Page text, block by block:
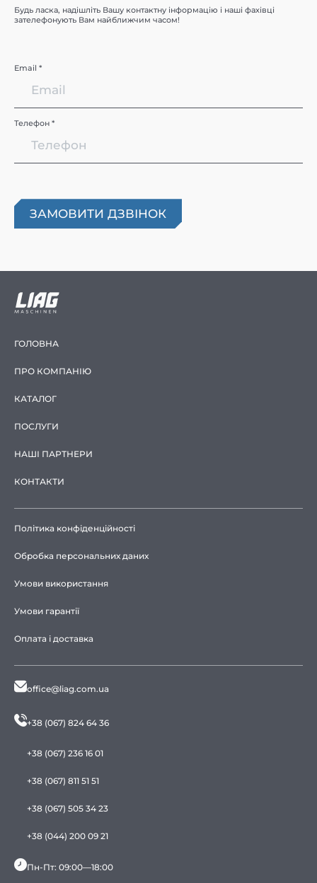
Будь ласка, надішліть Вашу контактну інформацію і наші фахівці
зателефонують Вам найближчим часом!
Email *
Телефон *
ГОЛОВНА
ПРО КОМПАНІЮ
КАТАЛОГ
ПОСЛУГИ
НАШІ ПАРТНЕРИ
КОНТАКТИ
Політика конфіденційності
Обробка персональних даних
Умови використання
Умови гарантії
Оплата і доставка
office@liag.com.ua
+38 (067) 824 64 36
+38 (067) 236 16 01
+38 (067) 811 51 51
+38 (067) 505 34 23
+38 (044) 200 09 21
Пн-Пт: 09:00—18:00